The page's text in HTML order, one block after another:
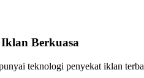
Berkuasa
teknologi penyekat iklan